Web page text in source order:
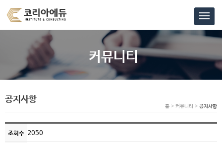
커뮤니티
공지사항
홈 > 커뮤니티 > 공지사항
조회수 2050